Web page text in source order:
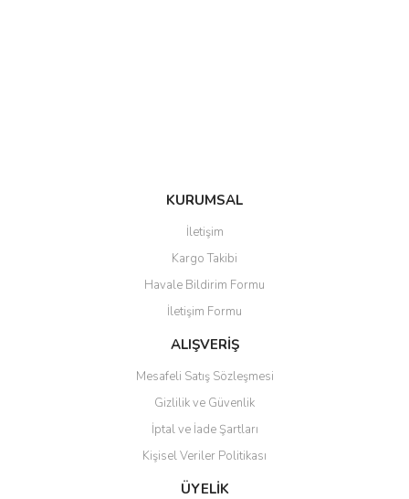
Gönder
KURUMSAL
İletişim
Kargo Takibi
Havale Bildirim Formu
İletişim Formu
ALIŞVERİŞ
Mesafeli Satış Sözleşmesi
Gizlilik ve Güvenlik
İptal ve İade Şartları
Kişisel Veriler Politikası
ÜYELİK